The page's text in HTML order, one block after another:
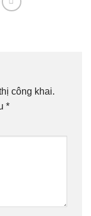
công khai.
*